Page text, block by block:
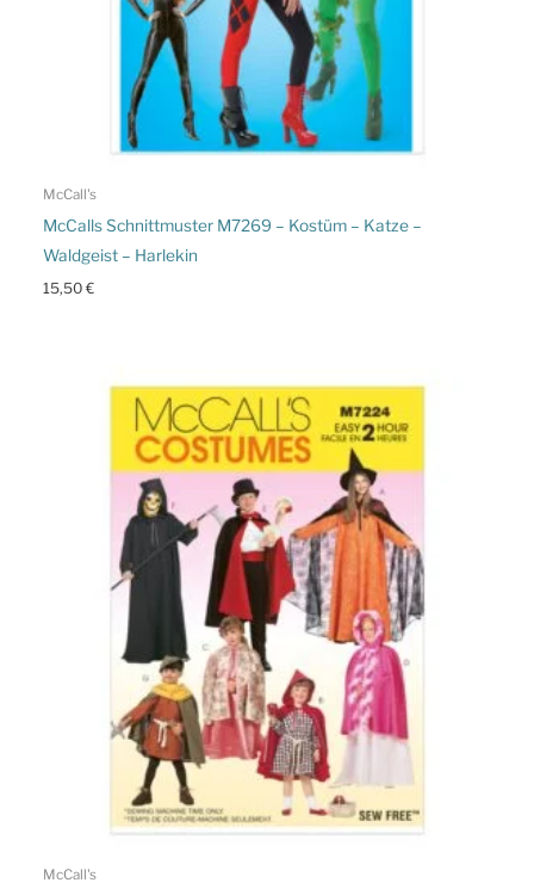
McCall's
McCalls Schnittmuster M7269 – Kostüm – Katze –
Waldgeist – Harlekin
15,50€
McCall's